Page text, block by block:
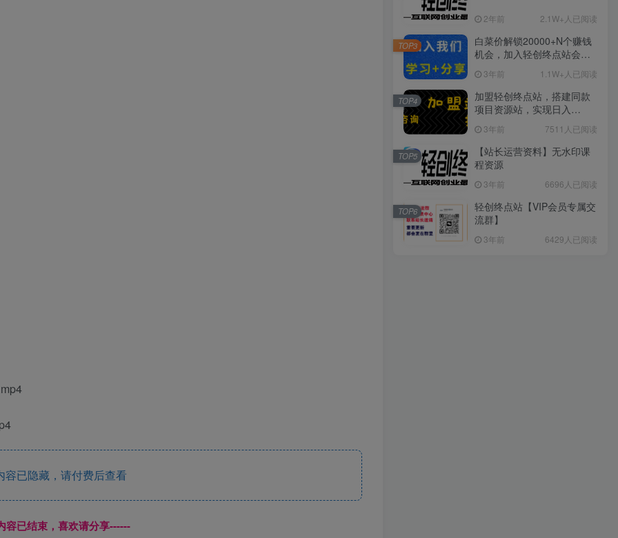
已隐藏，请付费后查看
容已结束，喜欢请分享------
2年前 2.1W+人已阅读
白菜价解锁20000+N个赚钱
机会，加入轻创终点站会
3年前 1.1W+人已阅读
TOP3
加盟轻创终点站，搭建同款
项目资源站，实现日入
3年前 7511人已阅读
TOP4
【站长运营资料】无水印课
程资源
3年前 6696人已阅读
TOP5
轻创终点站【VIP会员专属交
流群】
3年前 6429人已阅读
TOP6